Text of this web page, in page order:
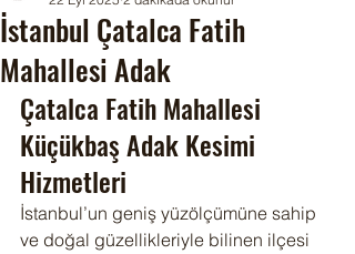
İstanbul Çatalca Fatih
Mahallesi Adak
Çatalca Fatih Mahallesi
Küçükbaş Adak Kesimi
Hizmetleri
İstanbul’un geniş yüzölçümüne sahip
ve doğal güzellikleriyle bilinen ilçesi